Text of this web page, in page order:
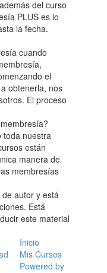
del curso
PLUS es lo
la fecha.
cuando
el
obtenerla, nos
El proceso
toda nuestra
están
manera de
membresías
autor y está
Está
este material
Inicio
Mis Cursos
Powered by